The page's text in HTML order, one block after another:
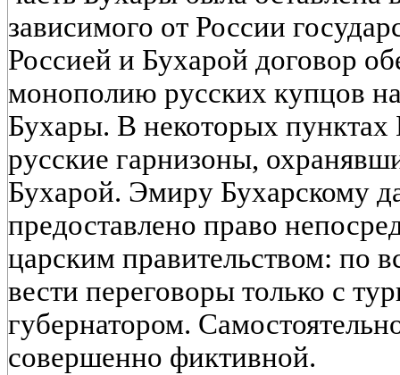
зависимого от России
Россией и Бухарой договор
монополию русских купцов
Бухары. В некоторых
русские гарнизоны,
Бухарой. Эмиру Бухарскому
предоставлено право
царским правительством: по
вести переговоры только с
губернатором.
совершенно фиктивной.